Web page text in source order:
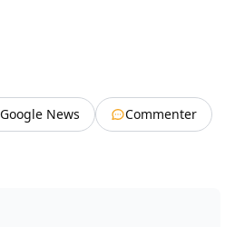
Google News
Commenter